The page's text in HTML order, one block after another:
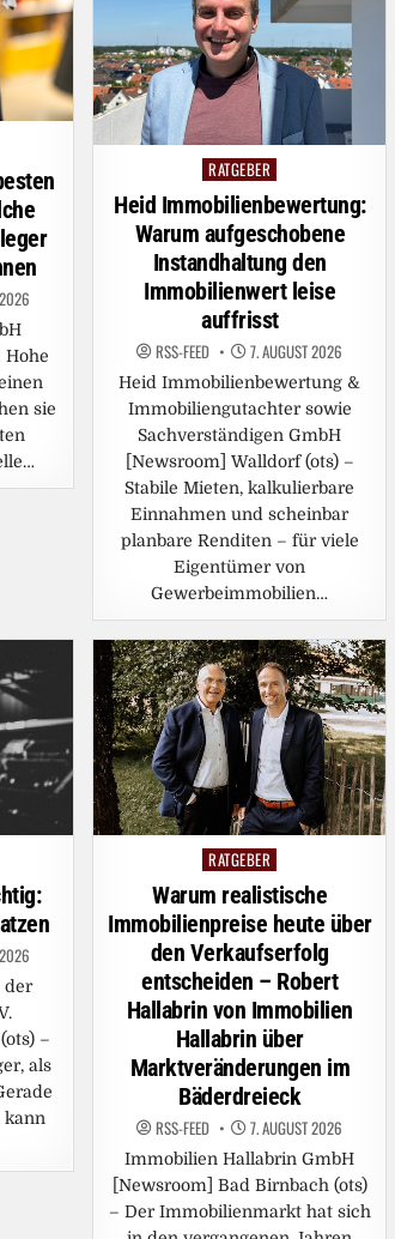
Hohe
sie
Posted
in
RATGEBER
Heid Immobilienbewertung:
Warum aufgeschobene
Instandhaltung den
Immobilienwert leise
auffrisst
RSS-FEED 7. AUGUST 2026
Heid Immobilienbewertung &
Immobiliengutachter sowie
Sachverständigen GmbH
[Newsroom] Walldorf (ots) –
Stabile Mieten, kalkulierbare
Einnahmen und scheinbar
planbare Renditen – für viele
Eigentümer von
Gewerbeimmobilien…
der
–
als
kann
Posted
RATGEBER
Warum realistische
Immobilienpreise heute über
den Verkaufserfolg
entscheiden – Robert
Hallabrin von Immobilien
Hallabrin über
Marktveränderungen im
Bäderdreieck
RSS-FEED 7. AUGUST 2026
Immobilien Hallabrin GmbH
[Newsroom] Bad Birnbach (ots)
– Der Immobilienmarkt hat sich